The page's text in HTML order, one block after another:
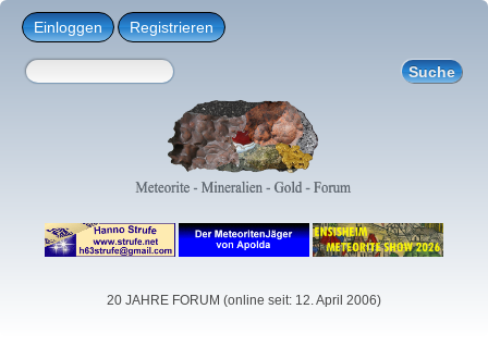
Einloggen Registrieren
20 JAHRE FORUM (online seit: 12. April 2006)